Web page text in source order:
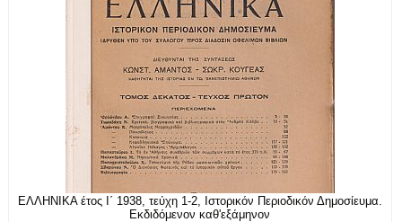
ΕΛΛΗΝΙΚΑ έτος Ι΄ 1938, τεύχη 1-2, Ιστορικόν Περιοδικόν Δημοσίευμα.
Εκδιδόμενον καθ'εξάμηνον